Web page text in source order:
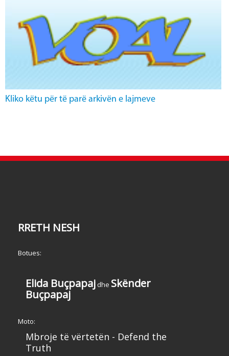
Kliko këtu për të parë arkivën e lajmeve
RRETH NESH
Botues:
Elida Buçpapaj dhe Skënder
Buçpapaj
Moto:
Mbroje të vërtetën - Defend the
Truth